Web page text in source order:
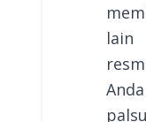
lain